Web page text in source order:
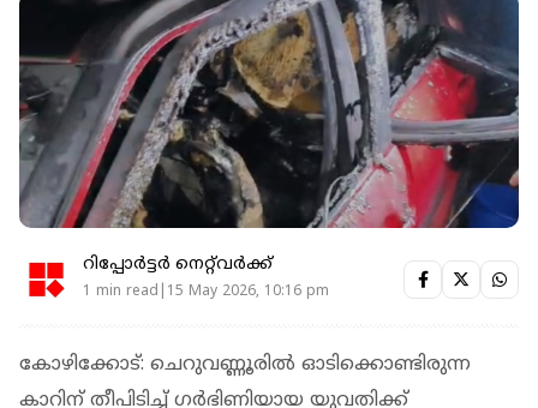
റിപ്പോർട്ടർ നെറ്റ്‌വര്‍ക്ക്‌
1 min read|15 May 2026, 10:16 pm
കോഴിക്കോട്: ചെറുവണ്ണൂരില്‍ ഓടിക്കൊണ്ടിരുന്ന
കാറിന് തീപിടിച്ച് ഗര്‍ഭിണിയായ യുവതിക്ക്